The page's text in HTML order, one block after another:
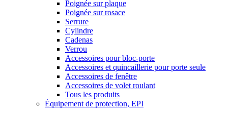
Poignée sur plaque
Poignée sur rosace
Serrure
Cylindre
Cadenas
Verrou
Accessoires pour bloc-porte
Accessoires et quincaillerie pour porte seule
Accessoires de fenêtre
Accessoires de volet roulant
Tous les produits
Équipement de protection, EPI